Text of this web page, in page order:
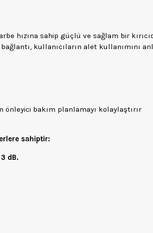
hızına sahip güçlü ve sağlam bir
kullanıcıların alet kullanımını
bakım planlamayı kolaylaştırır
sahiptir:
dB.